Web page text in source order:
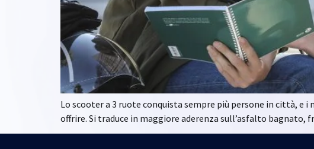
Lo scooter a 3 ruote conquista sempre più persone in città, e
offrire. Si traduce in maggiore aderenza sull’asfalto